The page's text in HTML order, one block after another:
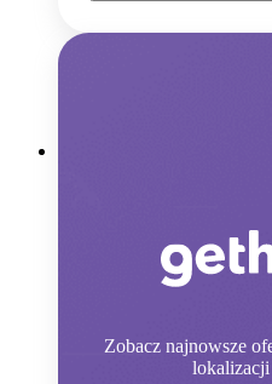
Zobacz najnowsze